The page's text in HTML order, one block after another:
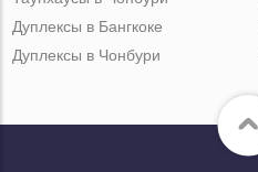
Дуплексы в Бангкоке
Дуплексы в Чонбури